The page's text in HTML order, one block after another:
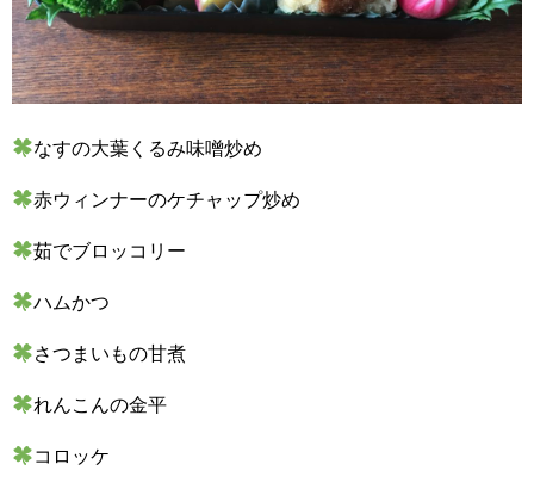
なすの大葉くるみ味噌炒め
赤ウィンナーのケチャップ炒め
茹でブロッコリー
ハムかつ
さつまいもの甘煮
れんこんの金平
コロッケ